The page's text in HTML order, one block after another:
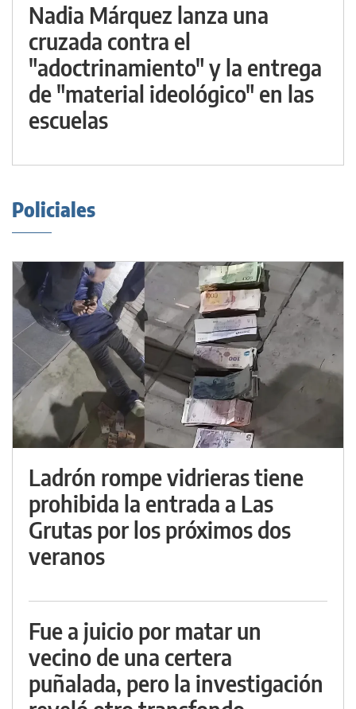
Nadia Márquez lanza una
cruzada contra el
"adoctrinamiento" y la entrega
de "material ideológico" en las
escuelas
Policiales
Ladrón rompe vidrieras tiene
prohibida la entrada a Las
Grutas por los próximos dos
veranos
Fue a juicio por matar un
vecino de una certera
puñalada, pero la investigación